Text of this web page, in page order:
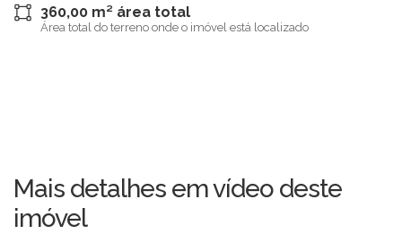
360,00 m² área total
Área total do terreno onde o imóvel está localizado
Mais detalhes em vídeo deste
imóvel